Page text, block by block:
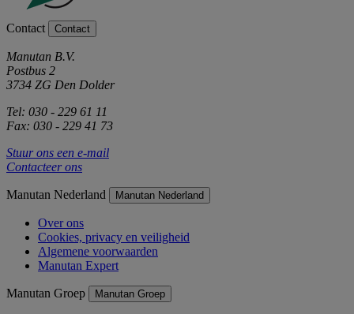
Contact Contact
Manutan B.V.
Postbus 2
3734 ZG Den Dolder
Tel: 030 - 229 61 11
Fax: 030 - 229 41 73
Stuur ons een e-mail
Contacteer ons
Manutan Nederland Manutan Nederland
Over ons
Cookies, privacy en veiligheid
Algemene voorwaarden
Manutan Expert
Manutan Groep Manutan Groep